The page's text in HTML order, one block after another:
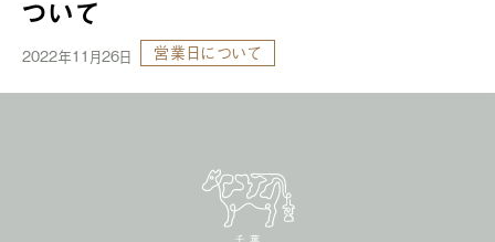
ついて
2022年11月26日 営業日について